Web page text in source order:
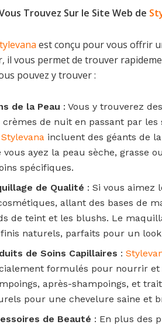
Trouvez Sur le Site Web de
est conçu pour vous offrir
il vous permet de trouver
pouvez y trouver :
de la Peau : Vous y trouverez
crèmes de nuit en passant par
Stylevana incluent des géants de
vous ayez la peau sèche, grasse
spécifiques.
de Qualité : Si vous aimez
allant des bases de
de teint et les blushs. Le
finis naturels, parfaits pour un
de Soins Capillaires :
formulés pour nourrir et
après-shampoings, et
pour une chevelure saine et
de Beauté : En plus des